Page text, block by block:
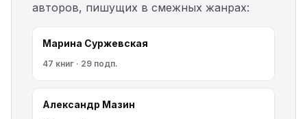
авторов, пишущих в смежных жанрах:
Марина Cyржевcкая
47 книг · 29 подп.
Александр Мазин